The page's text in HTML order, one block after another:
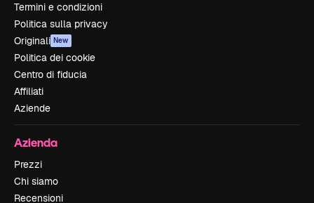
Termini e condizioni
Politica sulla privacy
Originali New
Politica dei cookie
Centro di fiducia
Affiliati
Aziende
Azienda
Prezzi
Chi siamo
Recensioni